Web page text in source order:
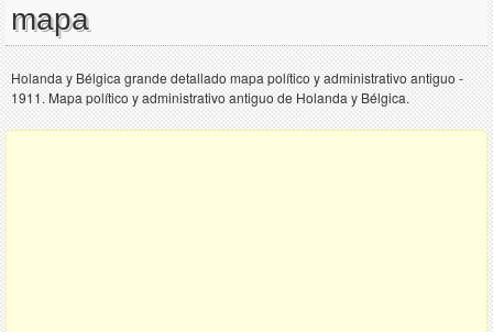
mapa
Holanda y Bélgica grande detallado mapa político y administrativo antiguo -
1911. Mapa político y administrativo antiguo de Holanda y Bélgica.